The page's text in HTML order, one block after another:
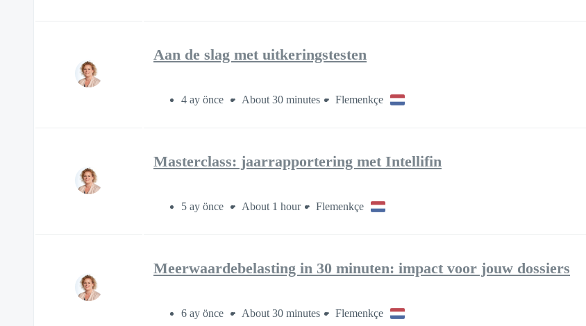
Aan de slag met uitkeringstesten
4 ay önce About 30 minutes Flemenkçe
Masterclass: jaarrapportering met Intellifin
5 ay önce About 1 hour Flemenkçe
Meerwaardebelasting in 30 minuten: impact voor jouw dossiers
6 ay önce About 30 minutes Flemenkçe